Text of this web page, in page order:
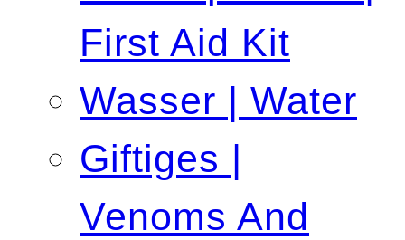
First Aid Kit
Wasser | Water
Giftiges |
Venoms And